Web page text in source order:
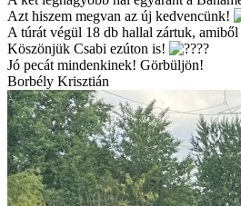
Azt hiszem megvan az új kedvencünk!
A túrát végül 18 db hallal zártuk,
Köszönjük Csabi ezúton is!
Jó pecát mindenkinek! Görbüljön!
Borbély Krisztián